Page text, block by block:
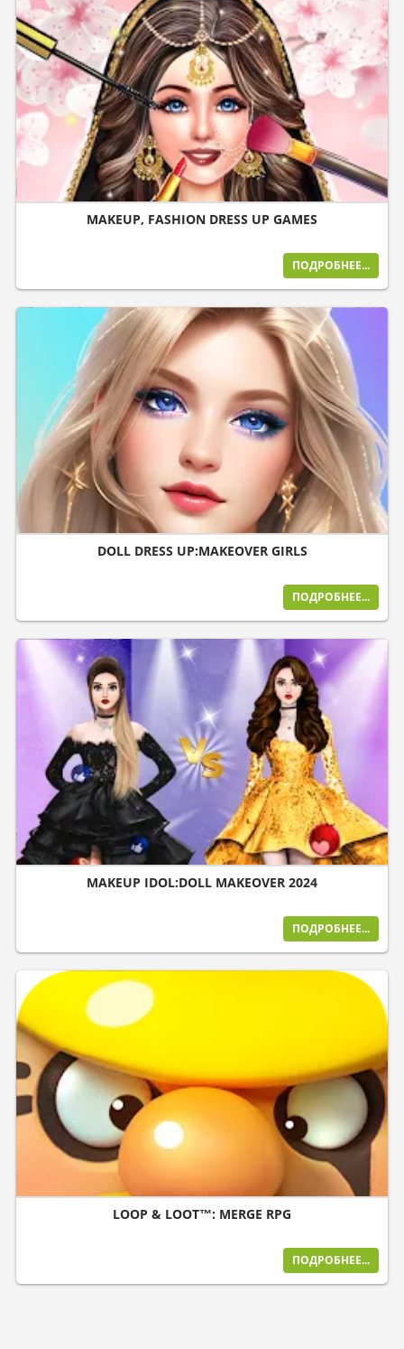
MAKEUP, FASHION DRESS UP GAMES
ПОДРОБНЕЕ...
DOLL DRESS UP:MAKEOVER GIRLS
ПОДРОБНЕЕ...
MAKEUP IDOL:DOLL MAKEOVER 2024
ПОДРОБНЕЕ...
LOOP & LOOT™: MERGE RPG
ПОДРОБНЕЕ...